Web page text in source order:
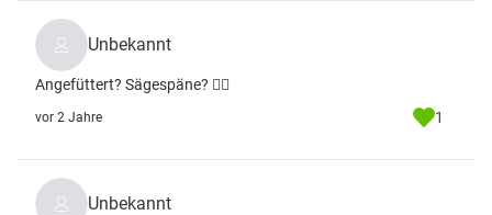
Unbekannt
Angefüttert? Sägespäne? 🤷‍♂️
vor 2 Jahre 1
Unbekannt